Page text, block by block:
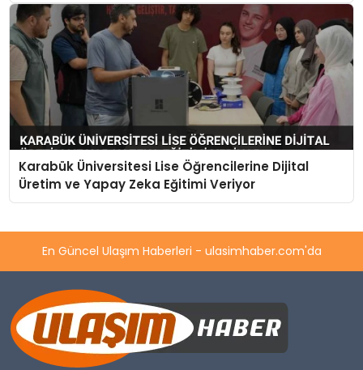
Karabük Üniversitesi Lise Öğrencilerine Dijital
Üretim ve Yapay Zeka Eğitimi Veriyor
En Güncel Ulaşım Haberleri - ulasimhaber.com'da